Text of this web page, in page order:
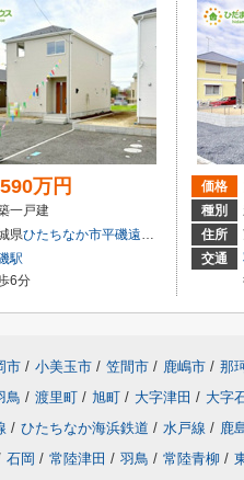
万円
一戸建
県ひたちなか市平磯遠原町
駅
6分
価格
種別
住所
交通
市 / 小美玉市 / 笠間市 / 鹿嶋市 / 那
鳥 / 渡里町 / 旭町 / 大字津田 / 大字
/ ひたちなか海浜鉄道 / 水戸線 / 鹿
石岡 / 常陸津田 / 羽鳥 / 常陸青柳 /